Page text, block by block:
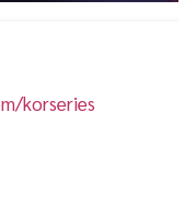
korseries